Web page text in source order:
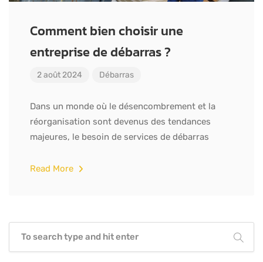
Comment bien choisir une
entreprise de débarras ?
2 août 2024 Débarras
Dans un monde où le désencombrement et la
réorganisation sont devenus des tendances
majeures, le besoin de services de débarras
Read More